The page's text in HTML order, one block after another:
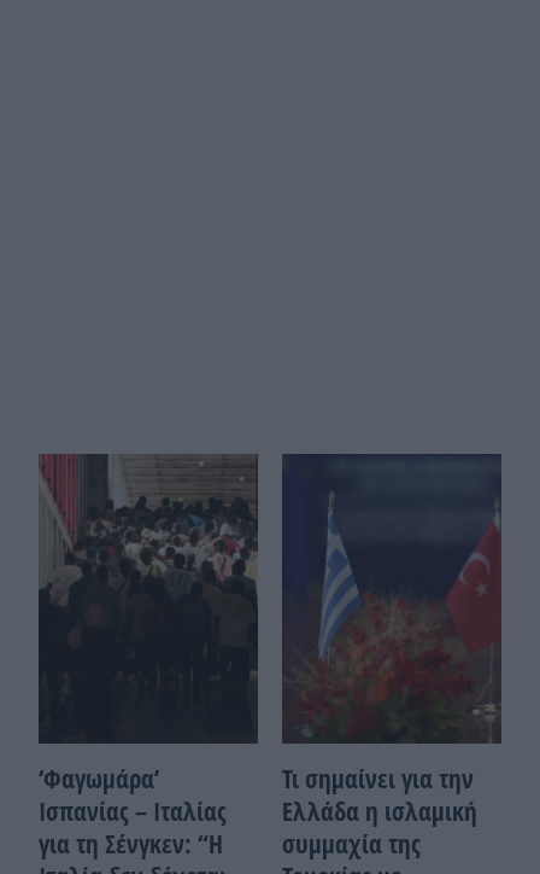
‘Φαγωμάρα’
Ισπανίας – Ιταλίας
για τη Σένγκεν: “Η
Τι σημαίνει για την
Ελλάδα η ισλαμική
συμμαχία της